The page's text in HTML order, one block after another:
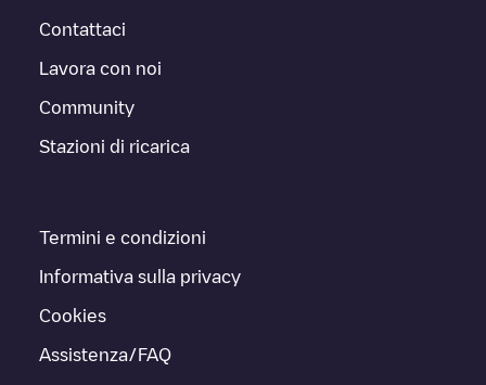
Contattaci
Lavora con noi
Community
Stazioni di ricarica
Termini e condizioni
Informativa sulla privacy
Cookies
Assistenza/FAQ